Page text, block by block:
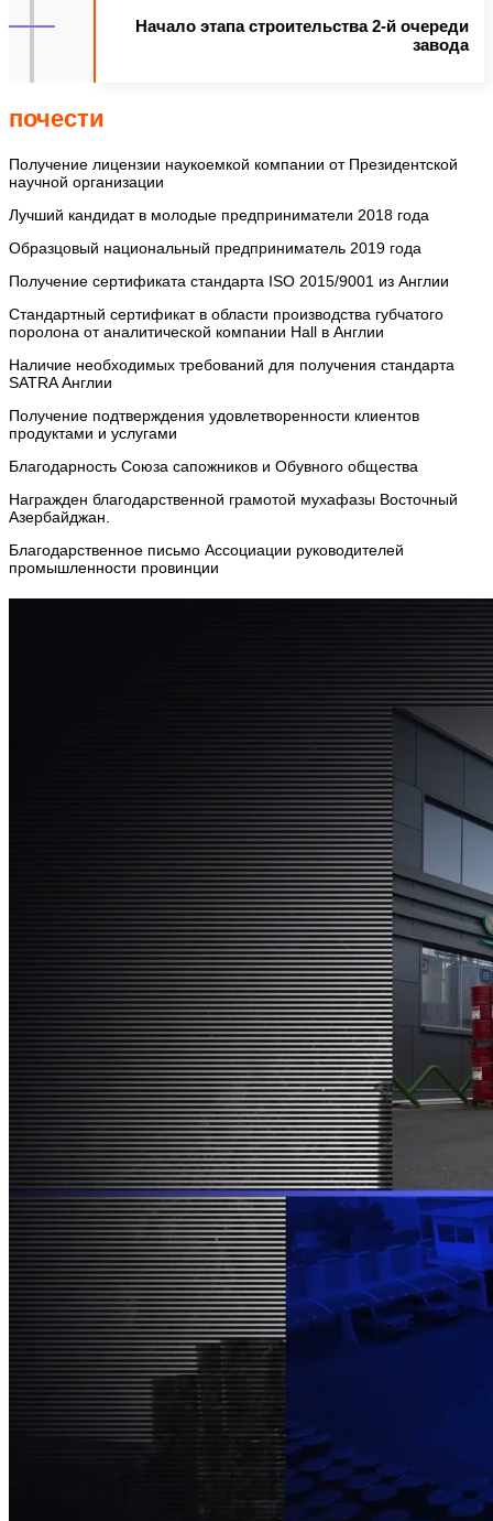
Начало этапа строительства 2-й очереди
завода
почести
Получение лицензии наукоемкой компании от Президентской
научной организации
Лучший кандидат в молодые предприниматели 2018 года
Образцовый национальный предприниматель 2019 года
Получение сертификата стандарта ISO 2015/9001 из Англии
Стандартный сертификат в области производства губчатого
поролона от аналитической компании Hall в Англии
Наличие необходимых требований для получения стандарта
SATRA Англии
Получение подтверждения удовлетворенности клиентов
продуктами и услугами
Благодарность Союза сапожников и Обувного общества
Награжден благодарственной грамотой мухафазы Восточный
Азербайджан.
Благодарственное письмо Ассоциации руководителей
промышленности провинции